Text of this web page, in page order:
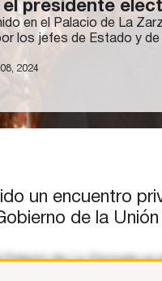
presidente
en el Palacio de La
los jefes de Estado y
2024
un encuentro
de la
Palacio de La Zarzuela